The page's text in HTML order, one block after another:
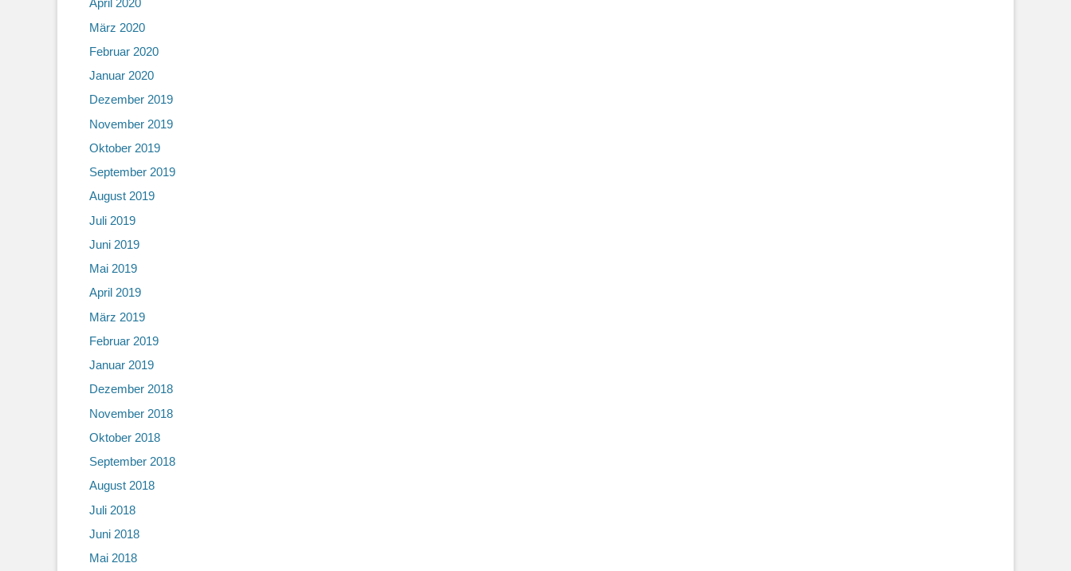
April 2020
März 2020
Februar 2020
Januar 2020
Dezember 2019
November 2019
Oktober 2019
September 2019
August 2019
Juli 2019
Juni 2019
Mai 2019
April 2019
März 2019
Februar 2019
Januar 2019
Dezember 2018
November 2018
Oktober 2018
September 2018
August 2018
Juli 2018
Juni 2018
Mai 2018